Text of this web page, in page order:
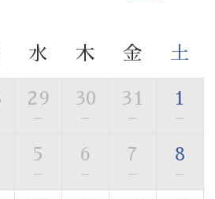
料参拝バス
ライバー兼ガイドが諏訪大社をご
話ください。
運行できない日がございます
水 木 金 土
29
—
30
—
31
—
1
—
5
—
6
—
7
—
8
—